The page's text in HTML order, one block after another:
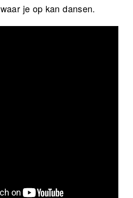
je op kan dansen.